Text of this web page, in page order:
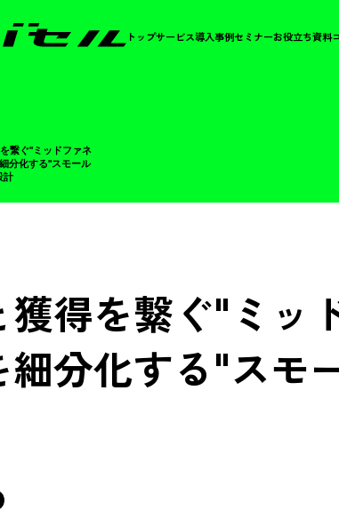
トップサービス導入事例セミナーお役立ち資料
繋ぐ"ミッドファネ
分化する"スモール
計
獲得を繋ぐ"ミッ
細分化する"スモ